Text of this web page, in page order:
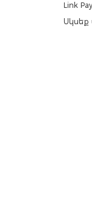
Link Pay
Սկսեք